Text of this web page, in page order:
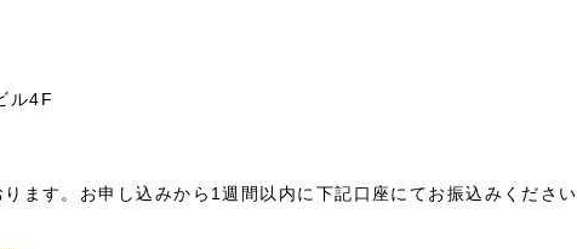
ル4F
ます。お申し込みから1週間以内に下記口座にてお振込みください